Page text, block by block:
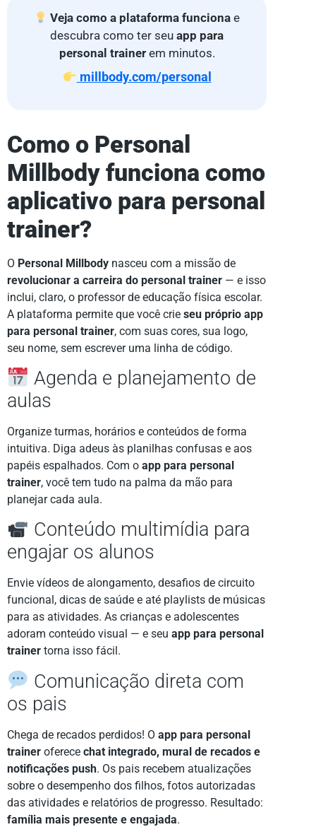
Veja como a plataforma funciona e
descubra como ter seu app para
personal trainerem minutos.
millbody.com/personal
Como o Personal
Millbody funciona como
aplicativo para personal
trainer?
O Personal Millbody nasceu com a missão de
revolucionar a carreira do personal trainer — e isso
inclui, claro, o professor de educação física escolar.
A plataforma permite que você crie seu próprio app
para personal trainer, com suas cores, sua logo,
seu nome, sem escrever uma linha de código.
Agenda e planejamento de
aulas
Organize turmas, horários e conteúdos de forma
intuitiva. Diga adeus às planilhas confusas e aos
papéis espalhados. Com o app para personal
trainer, você tem tudo na palma da mão para
planejar cada aula.
Conteúdo multimídia para
engajar os alunos
Envie vídeos de alongamento, desafios de circuito
funcional, dicas de saúde e até playlists de músicas
para as atividades. As crianças e adolescentes
adoram conteúdo visual — e seu app para personal
trainer torna isso fácil.
Comunicação direta com
os pais
Chega de recados perdidos! O app para personal
trainer oferece chat integrado, mural de recados e
notificações push. Os pais recebem atualizações
sobre o desempenho dos filhos, fotos autorizadas
das atividades e relatórios de progresso. Resultado:
família mais presente e engajada.